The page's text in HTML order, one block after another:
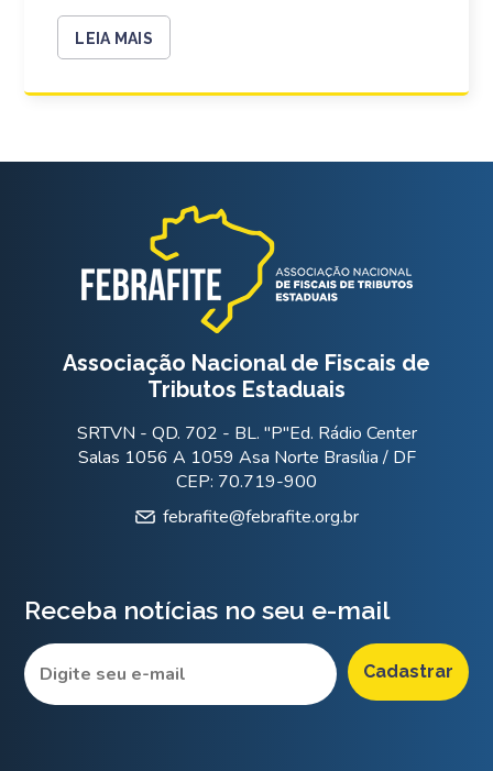
LEIA MAIS
Associação Nacional de Fiscais de
Tributos Estaduais
SRTVN - QD. 702 - BL. "P"Ed. Rádio Center
Salas 1056 A 1059 Asa Norte Brasília / DF
CEP: 70.719-900
febrafite@febrafite.org.br
Receba notícias no seu e-mail